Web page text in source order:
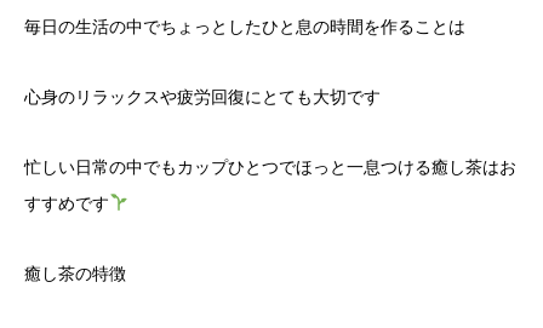
毎日の生活の中でちょっとしたひと息の時間を作ることは
心身のリラックスや疲労回復にとても大切です
忙しい日常の中でもカップひとつでほっと一息つける癒し茶はお
すすめです
癒し茶の特徴